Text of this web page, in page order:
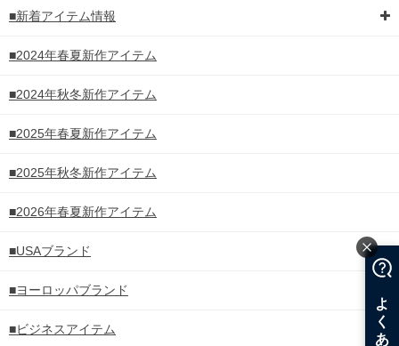
■新着アイテム情報
■2024年春夏新作アイテム
■2024年秋冬新作アイテム
■2025年春夏新作アイテム
■2025年秋冬新作アイテム
■2026年春夏新作アイテム
■USAブランド
■ヨーロッパブランド
■ビジネスアイテム